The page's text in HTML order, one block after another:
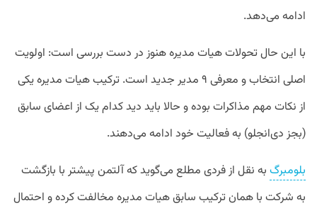
ادامه می‌دهد.
با این حال تحولات هیات مدیره هنوز در دست بررسی است: اولویت
اصلی انتخاب و معرفی ۹ مدیر جدید است. ترکیب هیات مدیره یکی
از نکات مهم مذاکرات بوده و حالا باید دید کدام یک از اعضای سابق
(بجز دی‌انجلو) به فعالیت خود ادامه می‌دهند.
بلومبرگ به نقل از فردی مطلع می‌گوید که آلتمن پیشتر با بازگشت
به شرکت با همان ترکیب سابق هیات مدیره مخالفت کرده و احتمال